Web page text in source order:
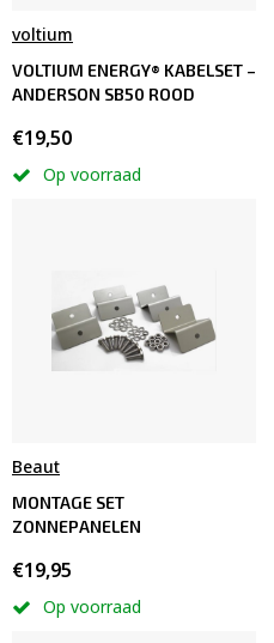
voltium
VOLTIUM ENERGY® KABELSET –
ANDERSON SB50 ROOD
€19,50
Op voorraad
Beaut
MONTAGE SET
ZONNEPANELEN
€19,95
Op voorraad